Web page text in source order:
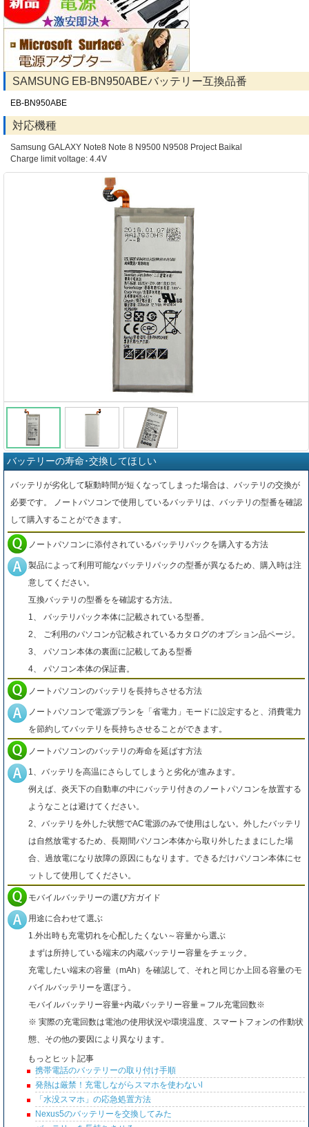
SAMSUNG EB-BN950ABEバッテリー互換品番
EB-BN950ABE
対応機種
Samsung GALAXY Note8 Note 8 N9500 N9508 Project Baikal
Charge limit voltage: 4.4V
バッテリーの寿命･交換してほしい
バッテリが劣化して駆動時間が短くなってしまった場合は、バッテリの交換が
必要です。 ノートパソコンで使用しているバッテリは、バッテリの型番を確認
して購入することができます。
ノートパソコンに添付されているバッテリパックを購入する方法
製品によって利用可能なバッテリパックの型番が異なるため、購入時は注
意してください。
互換バッテリの型番をを確認する方法。
1、 バッテリパック本体に記載されている型番。
2、 ご利用のパソコンが記載されているカタログのオプション品ページ。
3、 パソコン本体の裏面に記載してある型番
4、 パソコン本体の保証書。
ノートパソコンのバッテリを長持ちさせる方法
ノートパソコンで電源プランを「省電力」モードに設定すると、消費電力
を節約してバッテリを長持ちさせることができます。
ノートパソコンのバッテリの寿命を延ばす方法
1、バッテリを高温にさらしてしまうと劣化が進みます。
例えば、炎天下の自動車の中にバッテリ付きのノートパソコンを放置する
ようなことは避けてください。
2、バッテリを外した状態でAC電源のみで使用はしない。外したバッテリ
は自然放電するため、長期間パソコン本体から取り外したままにした場
合、過放電になり故障の原因にもなります。できるだけパソコン本体にセ
ットして使用してください。
モバイルバッテリーの選び方ガイド
用途に合わせて選ぶ
1.外出時も充電切れを心配したくない～容量から選ぶ
まずは所持している端末の内蔵バッテリー容量をチェック。
充電したい端末の容量（mAh）を確認して、それと同じか上回る容量のモ
バイルバッテリーを選ぼう。
モバイルバッテリー容量÷内蔵バッテリー容量＝フル充電回数※
※ 実際の充電回数は電池の使用状況や環境温度、スマートフォンの作動状
態、その他の要因により異なります。
もっとヒット記事
携帯電話のバッテリーの取り付け手順
発熱は厳禁！充電しながらスマホを使わないl
「水没スマホ」の応急処置方法
Nexus5のバッテリーを交換してみた